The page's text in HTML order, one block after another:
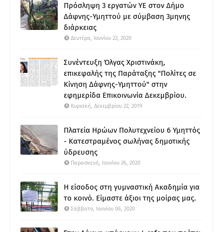
Πρόσληψη 3 εργατών ΥΕ στον Δήμο
Δάφνης-Υμηττού με σύμβαση 3μηνης
διάρκειας
Δευτέρα, Ιουνίου 22, 2020
Συνέντευξη Όλγας Χριστινάκη,
επικεφαλής της Παράταξης "Πολίτες σε
Κίνηση Δάφνης-Υμηττού" στην
εφημερίδα Επικοινωνία Δεκεμβρίου.
Κυριακή, Δεκεμβρίου 22, 2019
Πλατεία Ηρώων Πολυτεχνείου 6 Υμηττός
- Κατεστραμένος σωλήνας δημοτικής
ύδρευσης
Παρασκευή, Ιουνίου 26, 2020
Η είσοδος στη γυμναστική Ακαδημία για
το κοινό. Είμαστε άξιοι της μοίρας μας.
Σάββατο, Ιουνίου 06, 2020